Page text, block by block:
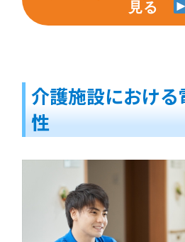
見る
介護施設におけ
性